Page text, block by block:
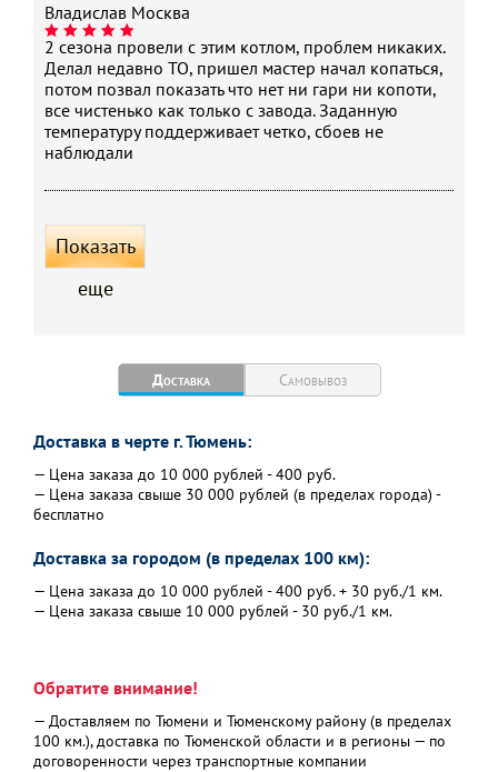
Номинальное давление
подачи природного газа
(метан), Па
Напряжения
электропитания, В
220
Частота питающей сети, Гц
Владислав Москва
2 сезона провели с этим котлом, проблем никаких.
Делал недавно ТО, пришел мастер начал копаться,
потом позвал показать что нет ни гари ни копоти,
все чистенько как только с завода. Заданную
температуру поддерживает четко, сбоев не
наблюдали
Показать
еще
Доставка Самовывоз
Доставка в черте г. Тюмень:
— Цена заказа до 10 000 рублей - 400 руб.
— Цена заказа свыше 30 000 рублей (в пределах города) -
бесплатно
Доставка за городом (в пределах 100 км):
— Цена заказа до 10 000 рублей - 400 руб. + 30 руб./1 км.
— Цена заказа свыше 10 000 рублей - 30 руб./1 км.
Обратите внимание!
— Доставляем по Тюмени и Тюменскому району (в пределах
100 км.), доставка по Тюменской области и в регионы — по
договоренности через транспортные компании